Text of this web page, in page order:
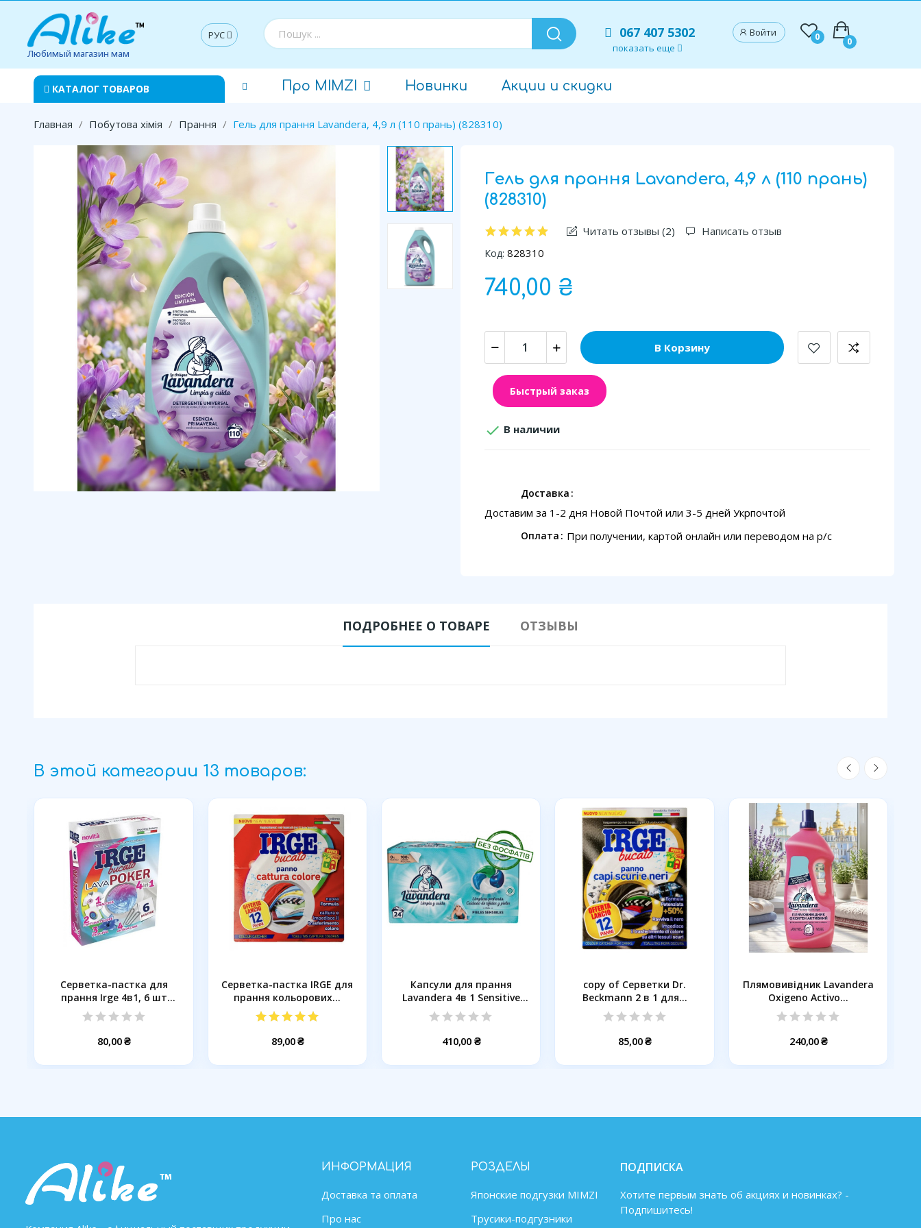
Любимый магазин мам
РУС 067 407 5302
показать еще
Войти 0 0
КАТАЛОГ ТОВАРОВ Про MIMZI Новинки Акции и скидки
Главная Побутова хімія Прання Гель для прання Lavandera, 4,9 л (110 прань) (828310)
Гель для прання Lavandera, 4,9 л (110 прань)
(828310)
Читать отзывы (2) Написать отзыв
Код: 828310
740,00 ₴
В Корзину
Быстрый заказ
 В наличии
Доставка
Доставим за 1-2 дня Новой Почтой или 3-5 дней Укрпочтой
Оплата При получении, картой онлайн или переводом на p/с
ПОДРОБНЕЕ О ТОВАРЕ ОТЗЫВЫ
В этой категории 13 товаров:
Серветка-пастка для
прання Irge 4в1, 6 шт
(033382)
80,00 ₴
Серветка-пастка IRGE для
прання кольорових...
89,00 ₴
Капсули для прання
Lavandera 4в 1 Sensitive
для...
410,00 ₴
copy of Серветки Dr.
Beckmann 2 в 1 для...
85,00 ₴
Плямовивідник Lavandera
Oxigeno Activo...
240,00 ₴
ИНФОРМАЦИЯ
Доставка та оплата
Про нас
РОЗДЕЛЫ
Японские подгузки MIMZІ
Трусики-подгузники
ПОДПИСКА
Хотите первым знать об акциях и новинках? -
Подпишитесь!